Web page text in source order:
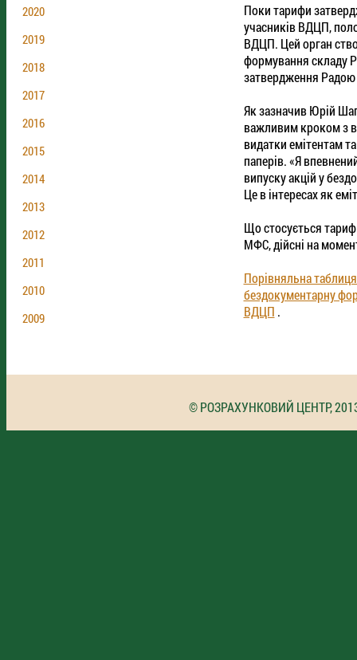
2020
2019
2018
2017
2016
2015
2014
2013
2012
2011
2010
2009
Поки тарифи
учасників ВДЦП,
ВДЦП. Цей орган
формування складу
затвердження Радою
Як зазначив Юрій
важливим кроком з
видатки емітентам
паперів. «Я
випуску акцій у
Це в інтересах як
Що стосується
МФС, дійсні на
Порівняльна
бездокументарну
ВДЦП .
© РОЗРАХУНКОВИЙ ЦЕНТР,